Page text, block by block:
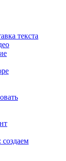
текста